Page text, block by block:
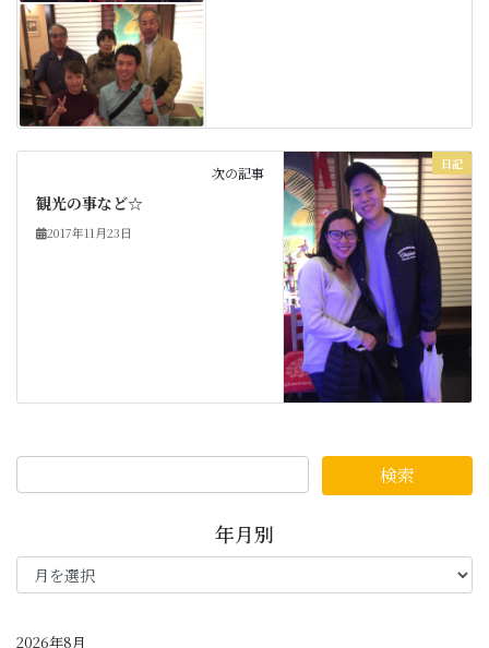
日記
次の記事
観光の事など☆
2017年11月23日
年月別
年
月
2026年8月